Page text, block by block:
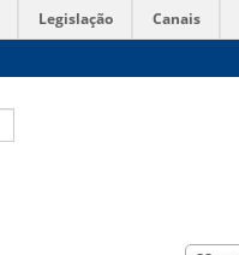
Legislação Canais